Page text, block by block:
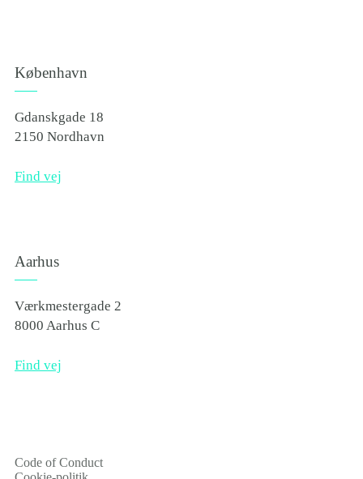
København
Gdanskgade 18
2150 Nordhavn
Find vej
Aarhus
Værkmestergade 2
8000 Aarhus C
Find vej
Code of Conduct